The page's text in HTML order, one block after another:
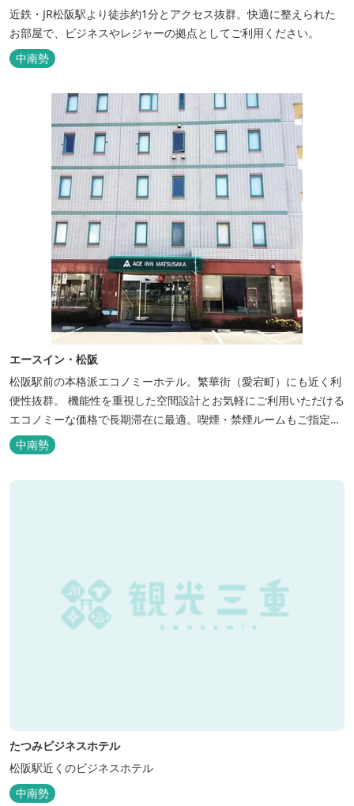
近鉄・JR松阪駅より徒歩約1分とアクセス抜群。快適に整えられた
お部屋で、ビジネスやレジャーの拠点としてご利用ください。
中南勢
エースイン・松阪
松阪駅前の本格派エコノミーホテル。繁華街（愛宕町）にも近く利
便性抜群。 機能性を重視した空間設計とお気軽にご利用いただける
エコノミーな価格で長期滞在に最適。喫煙・禁煙ルームもご指定い
ただけます。 無料サービス ・３０種類以上の和洋朝食ビュッフェ
（6:30～9:30） ・アルコールも無料のウェルカムドリンクサービス
中南勢
たつみビジネスホテル
松阪駅近くのビジネスホテル
中南勢